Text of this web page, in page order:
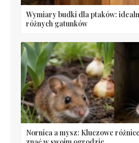
Wymiary budki dla ptaków:
różnych gatunków
Nornica a mysz: Kluczowe